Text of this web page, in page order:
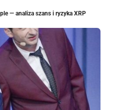
— analiza szans i ryzyka XRP